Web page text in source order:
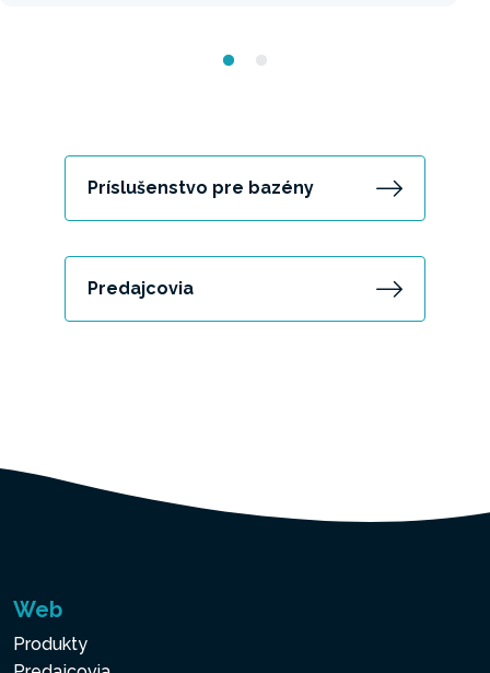
Príslušenstvo pre bazény
Predajcovia
Web
Produkty